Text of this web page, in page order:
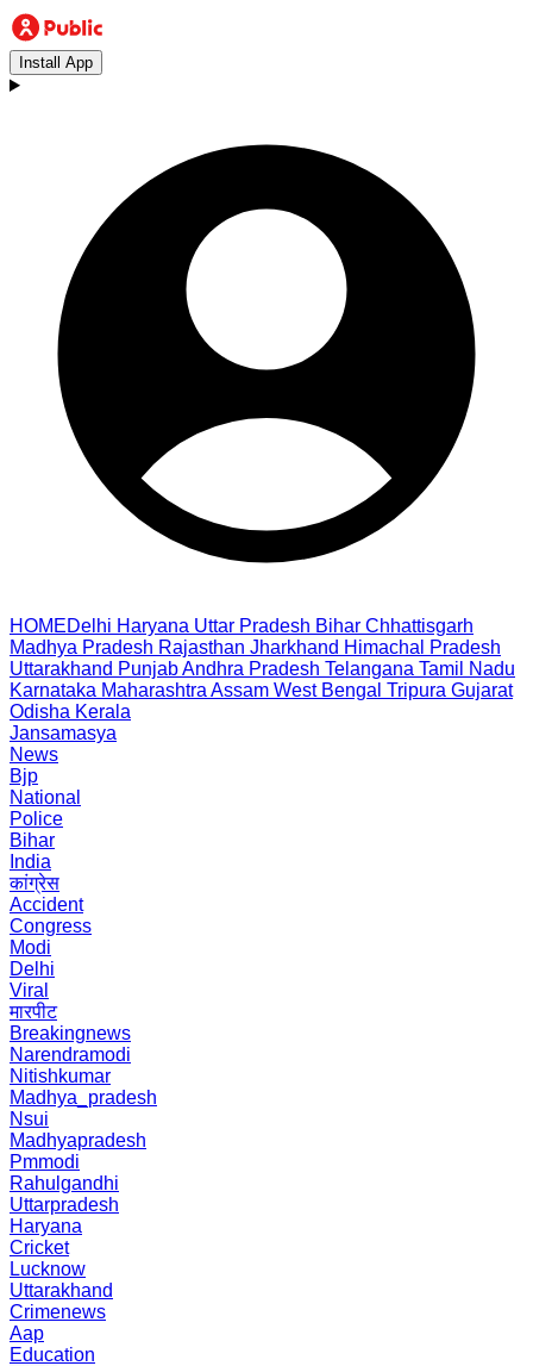
Install App
HOMEDelhi Haryana Uttar Pradesh Bihar Chhattisgarh
Madhya Pradesh Rajasthan Jharkhand Himachal Pradesh
Uttarakhand PunjabAndhra Pradesh Telangana Tamil Nadu
Karnataka Maharashtra Assam West Bengal Tripura Gujarat
Odisha Kerala
Jansamasya
News
Bjp
National
Police
Bihar
India
कांग्रेस
Accident
Congress
Modi
Delhi
Viral
मारपीट
Breakingnews
Narendramodi
Nitishkumar
Madhya_pradesh
Nsui
Madhyapradesh
Pmmodi
Rahulgandhi
Uttarpradesh
Haryana
Cricket
Lucknow
Uttarakhand
Crimenews
Aap
Education